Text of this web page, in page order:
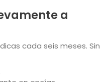
a
cada seis meses. Sin